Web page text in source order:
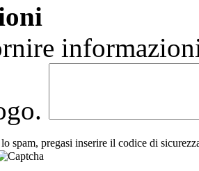
spam, pregasi inserire il codice di